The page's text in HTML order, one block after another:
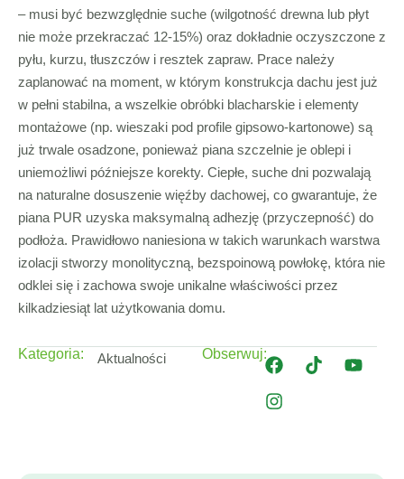
– musi być bezwzględnie suche (wilgotność drewna lub płyt
nie może przekraczać 12-15%) oraz dokładnie oczyszczone z
pyłu, kurzu, tłuszczów i resztek zapraw. Prace należy
zaplanować na moment, w którym konstrukcja dachu jest już
w pełni stabilna, a wszelkie obróbki blacharskie i elementy
montażowe (np. wieszaki pod profile gipsowo-kartonowe) są
już trwale osadzone, ponieważ piana szczelnie je oblepi i
uniemożliwi późniejsze korekty. Ciepłe, suche dni pozwalają
na naturalne dosuszenie więźby dachowej, co gwarantuje, że
piana PUR uzyska maksymalną adhezję (przyczepność) do
podłoża. Prawidłowo naniesiona w takich warunkach warstwa
izolacji stworzy monolityczną, bezspoinową powłokę, która nie
odklei się i zachowa swoje unikalne właściwości przez
kilkadziesiąt lat użytkowania domu.
Kategoria: Aktualności Obserwuj: